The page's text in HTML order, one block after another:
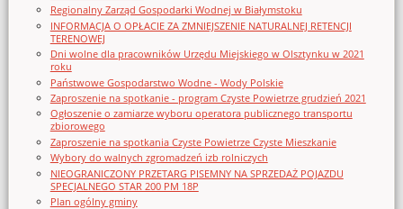
Regionalny Zarząd Gospodarki Wodnej w Białymstoku
INFORMACJA O OPŁACIE ZA ZMNIEJSZENIE NATURALNEJ RETENCJI
TERENOWEJ
Dni wolne dla pracowników Urzędu Miejskiego w Olsztynku w 2021
roku
Państwowe Gospodarstwo Wodne - Wody Polskie
Zaproszenie na spotkanie - program Czyste Powietrze grudzień 2021
Ogłoszenie o zamiarze wyboru operatora publicznego transportu
zbiorowego
Zaproszenie na spotkania Czyste Powietrze Czyste Mieszkanie
Wybory do walnych zgromadzeń izb rolniczych
NIEOGRANICZONY PRZETARG PISEMNY NA SPRZEDAŻ POJAZDU
SPECJALNEGO STAR 200 PM 18P
Plan ogólny gminy